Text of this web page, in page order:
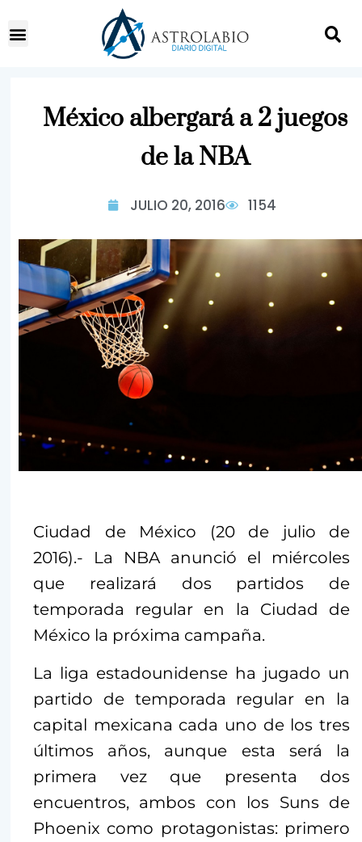
México albergará a 2 juegos
de la NBA
JULIO 20, 2016 1154
Ciudad de México (20 de julio de
2016).- La NBA anunció el miércoles
que realizará dos partidos de
temporada regular en la Ciudad de
México la próxima campaña.
La liga estadounidense ha jugado un
partido de temporada regular en la
capital mexicana cada uno de los tres
últimos años, aunque esta será la
primera vez que presenta dos
encuentros, ambos con los Suns de
Phoenix como protagonistas: primero